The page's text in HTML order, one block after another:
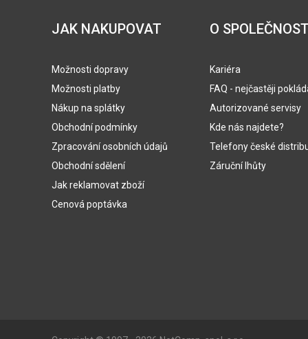
JAK NAKUPOVAT
Možnosti dopravy
Možnosti platby
Nákup na splátky
Obchodní podmínky
Zpracování osobních údajů
Obchodní sdělení
Jak reklamovat zboží
Cenová poptávka
O
Kariéra
FAQ - nejčastěji
Autorizované servisy
Kde nás najdete?
Telefony české
Záruční lhůty